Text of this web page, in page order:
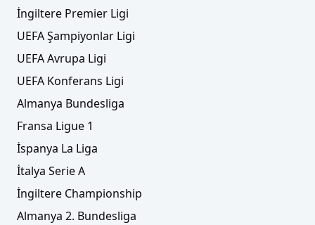
İngiltere Premier Ligi
UEFA Şampiyonlar Ligi
UEFA Avrupa Ligi
UEFA Konferans Ligi
Almanya Bundesliga
Fransa Ligue 1
İspanya La Liga
İtalya Serie A
İngiltere Championship
Almanya 2. Bundesliga